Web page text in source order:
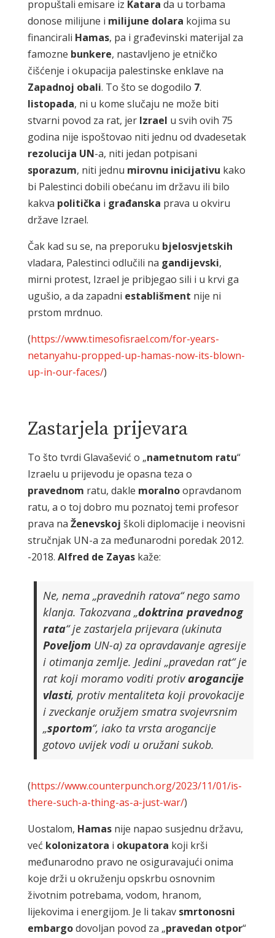
propuštali emisare iz Katara da u torbama
donose milijune i milijune dolara kojima su
financirali Hamas, pa i građevinski materijal za
famozne bunkere, nastavljeno je etničko
čišćenje i okupacija palestinske enklave na
Zapadnoj obali. To što se dogodilo 7.
listopada, ni u kome slučaju ne može biti
stvarni povod za rat, jer Izrael u svih ovih 75
godina nije ispoštovao niti jednu od dvadesetak
rezolucija UN-a, niti jedan potpisani
sporazum, niti jednu mirovnu inicijativu kako
bi Palestinci dobili obećanu im državu ili bilo
kakva politička i građanska prava u okviru
države Izrael.
Čak kad su se, na preporuku bjelosvjetskih
vladara, Palestinci odlučili na gandijevski,
mirni protest, Izrael je pribjegao sili i u krvi ga
ugušio, a da zapadni establišment nije ni
prstom mrdnuo.
(https://www.timesofisrael.com/for-years-
netanyahu-propped-up-hamas-now-its-blown-
up-in-our-faces/)
Zastarjela prijevara
To što tvrdi Glavašević o „nametnutom ratu“
Izraelu u prijevodu je opasna teza o
pravednom ratu, dakle moralnoopravdanom
ratu, a o toj dobro mu poznatoj temi profesor
prava na Ženevskoj školi diplomacije i neovisni
stručnjak UN-a za međunarodni poredak 2012.
-2018. Alfred de Zayaskaže:
Ne, nema „pravednih ratova“ nego samo
klanja. Takozvana „doktrina pravednog
rata“ je zastarjela prijevara (ukinuta
PoveljomUN-a) za opravdavanje agresije
i otimanja zemlje. Jedini „pravedan rat“ je
rat koji moramo voditi protivarogancije
vlasti, protiv mentaliteta koji provokacije
i zveckanje oružjem smatra svojevrsnim
„sportom“, iako ta vrsta arogancije
gotovo uvijek vodi u oružani sukob.
(https://www.counterpunch.org/2023/11/01/is-
there-such-a-thing-as-a-just-war/)
Uostalom, Hamasnije napao susjednu državu,
već kolonizatora i okupatora koji krši
međunarodno pravo ne osiguravajući onima
koje drži u okruženju opskrbu osnovnim
životnim potrebama, vodom, hranom,
lijekovima i energijom. Je li takav smrtonosni
embargodovoljan povod za „pravedan otpor“